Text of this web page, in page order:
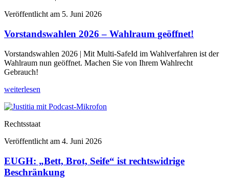
Veröffentlicht am 5. Juni 2026
Vorstandswahlen 2026 – Wahlraum geöffnet!
Vorstandswahlen 2026 | Mit Multi-SafeId im Wahlverfahren ist der
Wahlraum nun geöffnet. Machen Sie von Ihrem Wahlrecht
Gebrauch!
weiterlesen
Rechtsstaat
Veröffentlicht am 4. Juni 2026
EUGH: „Bett, Brot, Seife“ ist rechtswidrige
Beschränkung